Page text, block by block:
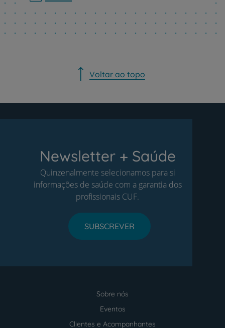
Voltar ao topo
Newsletter + Saúde
Quinzenalmente selecionamos para si
informações de saúde com a garantia dos
profissionais CUF.
SUBSCREVER
Sobre nós
Eventos
Clientes e Acompanhantes